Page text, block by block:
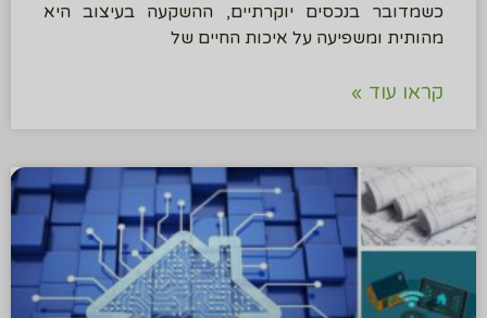
כשמדובר בנכסים יוקרתיים, ההשקעה בעיצוב היא
מהותית ומשפיעה על איכות החיים של
קראו עוד »